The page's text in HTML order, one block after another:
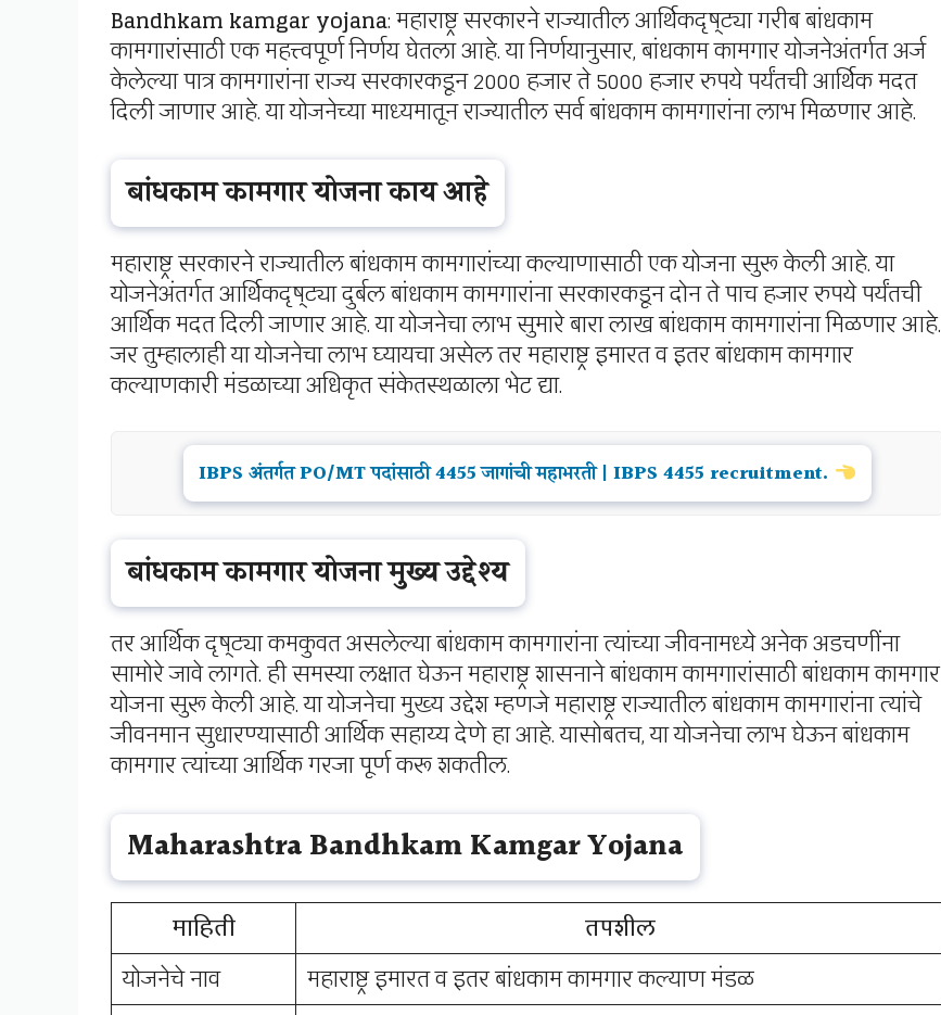
Bandhkam kamgar yojana: महाराष्ट्र सरकारने राज्यातील आर्थिकदृष्ट्या गरीब बांधकाम
कामगारांसाठी एक महत्त्वपूर्ण निर्णय घेतला आहे. या निर्णयानुसार, बांधकाम कामगार योजनेअंतर्गत अर्ज
केलेल्या पात्र कामगारांना राज्य सरकारकडून 2000 हजार ते 5000 हजार रुपये पर्यंतची आर्थिक मदत
दिली जाणार आहे. या योजनेच्या माध्यमातून राज्यातील सर्व बांधकाम कामगारांना लाभ मिळणार आहे.
बांधकाम कामगार योजना काय आहे
महाराष्ट्र सरकारने राज्यातील बांधकाम कामगारांच्या कल्याणासाठी एक योजना सुरू केली आहे. या
योजनेअंतर्गत आर्थिकदृष्ट्या दुर्बल बांधकाम कामगारांना सरकारकडून दोन ते पाच हजार रुपये पर्यंतची
आर्थिक मदत दिली जाणार आहे. या योजनेचा लाभ सुमारे बारा लाख बांधकाम कामगारांना मिळणार आहे.
जर तुम्हालाही या योजनेचा लाभ घ्यायचा असेल तर महाराष्ट्र इमारत व इतर बांधकाम कामगार
कल्याणकारी मंडळाच्या अधिकृत संकेतस्थळाला भेट द्या.
IBPS अंतर्गत PO/MT पदांसाठी 4455 जागांची महाभरती | IBPS 4455 recruitment.
बांधकाम कामगार योजना मुख्य उद्देश्य
तर आर्थिक दृष्ट्या कमकुवत असलेल्या बांधकाम कामगारांना त्यांच्या जीवनामध्ये अनेक अडचणींना
सामोरे जावे लागते. ही समस्या लक्षात घेऊन महाराष्ट्र शासनाने बांधकाम कामगारांसाठी बांधकाम कामगार
योजना सुरू केली आहे. या योजनेचा मुख्य उद्देश म्हणजे महाराष्ट्र राज्यातील बांधकाम कामगारांना त्यांचे
जीवनमान सुधारण्यासाठी आर्थिक सहाय्य देणे हा आहे. यासोबतच, या योजनेचा लाभ घेऊन बांधकाम
कामगार त्यांच्या आर्थिक गरजा पूर्ण करू शकतील.
Maharashtra Bandhkam Kamgar Yojana
माहिती
तपशील
योजनेचे नाव
महाराष्ट्र इमारत व इतर बांधकाम कामगार कल्याण मंडळ